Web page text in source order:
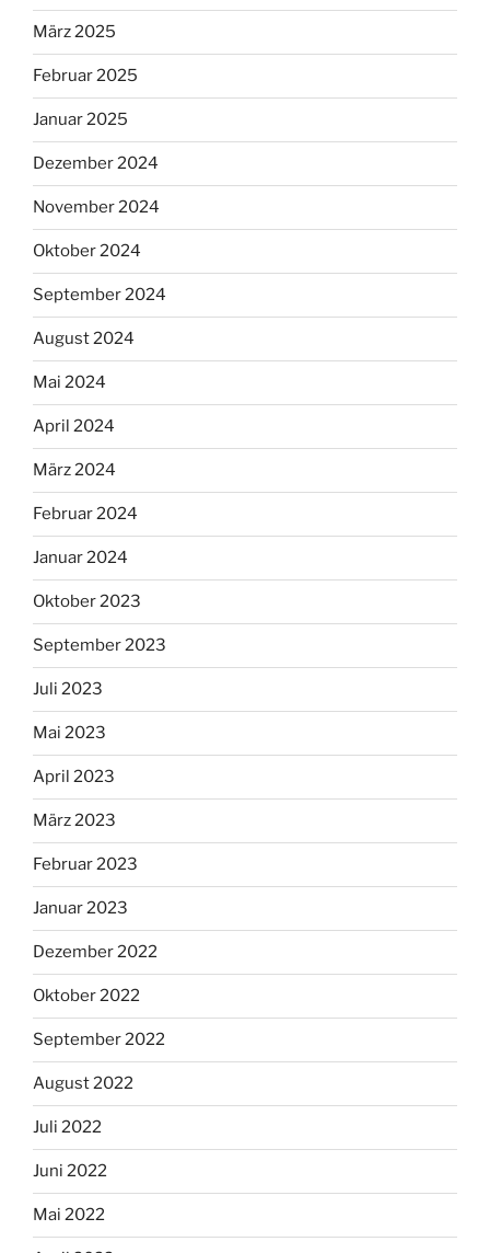
März 2025
Februar 2025
Januar 2025
Dezember 2024
November 2024
Oktober 2024
September 2024
August 2024
Mai 2024
April 2024
März 2024
Februar 2024
Januar 2024
Oktober 2023
September 2023
Juli 2023
Mai 2023
April 2023
März 2023
Februar 2023
Januar 2023
Dezember 2022
Oktober 2022
September 2022
August 2022
Juli 2022
Juni 2022
Mai 2022